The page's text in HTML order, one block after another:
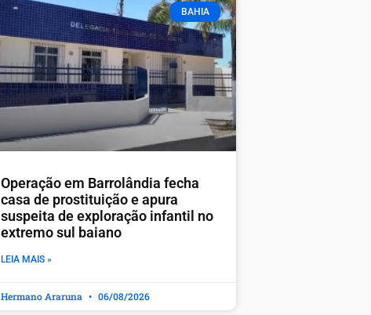
BAHIA
Operação em Barrolândia fecha
casa de prostituição e apura
suspeita de exploração infantil no
extremo sul baiano
LEIA MAIS »
Hermano Araruna 06/08/2026